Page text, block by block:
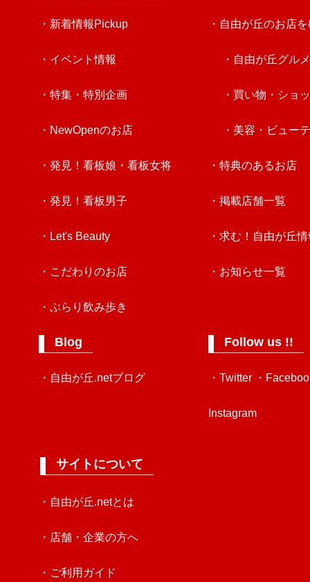
・新着情報Pickup
・イベント情報
・特集・特別企画
・NewOpenのお店
・発見！看板娘・看板女将
・発見！看板男子
・Let's Beauty
・こだわりのお店
・ぶらり飲み歩き
Blog
・自由が丘.netブログ
・自由が丘のお店
・自由が丘グルメ
・買い物・ショ
・美容・ビュー
・特典のあるお店
・掲載店舗一覧
・求む！自由が丘
・お知らせ一覧
Follow us !!
・Twitter ・
Instagram
サイトについて
・自由が丘.netとは
・店舗・企業の方へ
・ご利用ガイド